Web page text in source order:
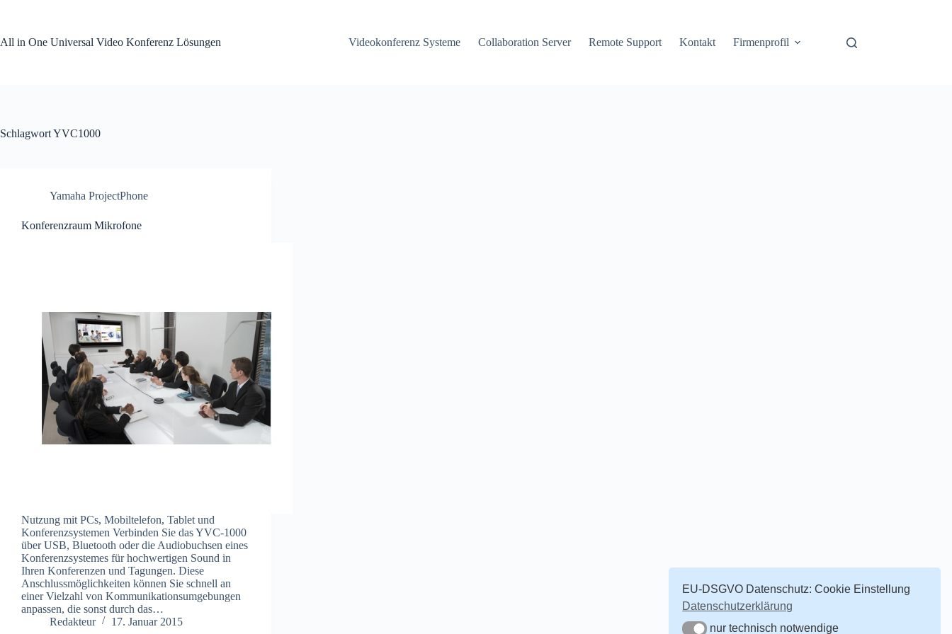
All in One Universal Video Konferenz Lösungen
Videokonferenz Systeme Collaboration Server Remote Support Kontakt Firmenprofil
SchlagwortYVC1000
Yamaha ProjectPhone
Konferenzraum Mikrofone
Nutzung mit PCs, Mobiltelefon, Tablet und
Konferenzsystemen Verbinden Sie das YVC-1000
über USB, Bluetooth oder die Audiobuchsen eines
Konferenzsystemes für hochwertigen Sound in
Ihren Konferenzen und Tagungen. Diese
Anschlussmöglichkeiten können Sie schnell an
einer Vielzahl von Kommunikationsumgebungen
anpassen, die sonst durch das…
Redakteur
17. Januar 2015
EU-DSGVO Datenschutz: Cookie Einstellung
Datenschutzerklärung
nur technisch notwendige
nur technisch notwendige